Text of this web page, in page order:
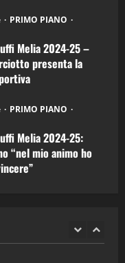
PRIMO PIANO
Melia 2024-25 –
presenta la
PRIMO PIANO
Melia 2024-25:
“nel mio animo ho
26^ Puntata
30^ Puntata
2026)